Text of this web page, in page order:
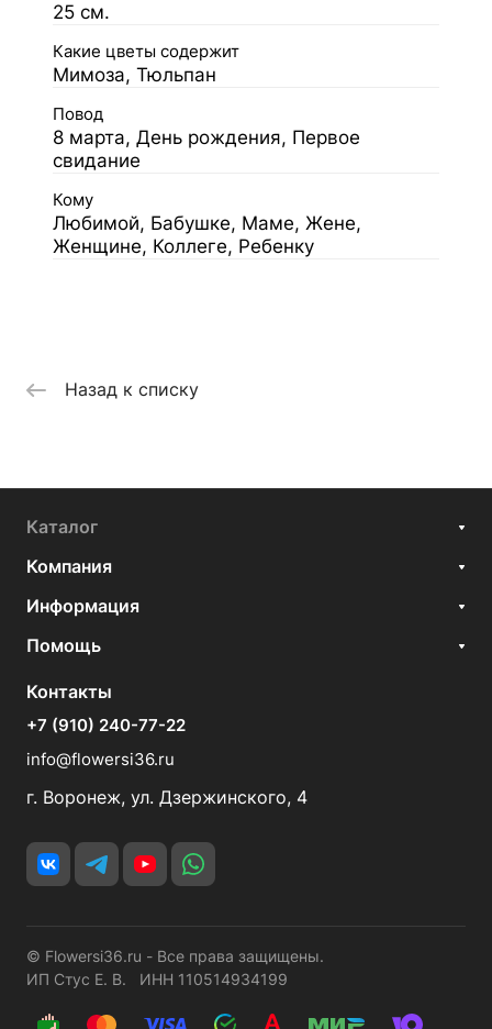
25 см.
Какие цветы содержит
Мимоза, Тюльпан
Повод
8 марта, День рождения, Первое
свидание
Кому
Любимой, Бабушке, Маме, Жене,
Женщине, Коллеге, Ребенку
Назад к списку
Каталог
Компания
Информация
Помощь
Контакты
+7 (910) 240-77-22
info@flowersi36.ru
г. Воронеж, ул. Дзержинского, 4
© Flowersi36.ru - Все права защищены.
ИП Стус Е. В. ИНН 110514934199